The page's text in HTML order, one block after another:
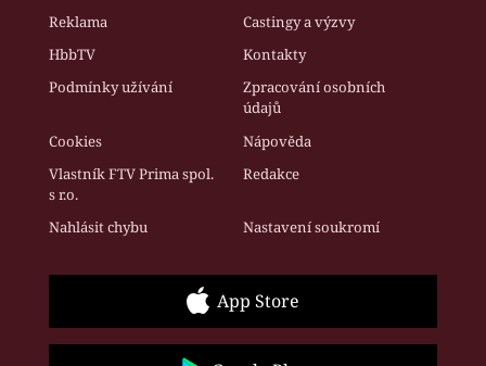
Reklama
Castingy a výzvy
HbbTV
Kontakty
Podmínky užívání
Zpracování osobních
údajů
Cookies
Nápověda
Vlastník FTV Prima spol.
s r.o.
Redakce
Nahlásit chybu Nastavení soukromí
App Store